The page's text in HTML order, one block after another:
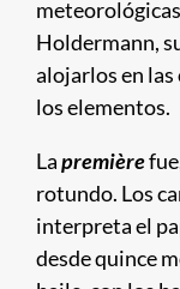
Holdermann,
alojarlos en las
los elementos.
Lapremière
rotundo. Los
interpreta el
desde quince